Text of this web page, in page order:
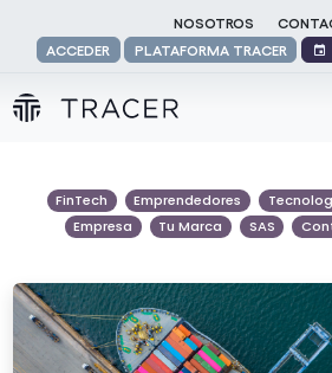
NOSOTROS
ACCEDER
PLATAFORMA TRACER
FinTech Emprendedores
Empresa
Tu Marca SAS